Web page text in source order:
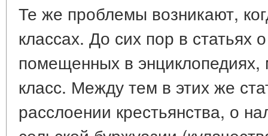
Те же проблемы возникают,
классах. До сих пор в статьях
помещенных в энциклопедиях,
класс. Между тем в этих же
расслоении крестьянства, о